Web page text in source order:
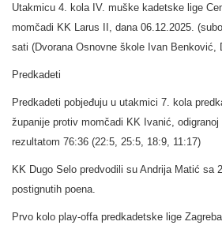
Utakmicu 4. kola IV. muške kadetske lige
momčadi KK Larus II, dana 06.12.2025.
sati (Dvorana Osnovne škole Ivan Benković,
Predkadeti
Predkadeti pobjeđuju u utakmici 7. kola
županije protiv momčadi KK Ivanić, odigranoj
rezultatom 76:36 (22:5, 25:5, 18:9, 11:17)
KK Dugo Selo predvodili su Andrija Matić sa
postignutih poena.
Prvo kolo play-offa predkadetske lige